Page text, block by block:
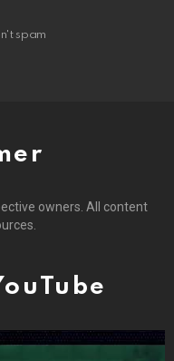
spam
owners. All content